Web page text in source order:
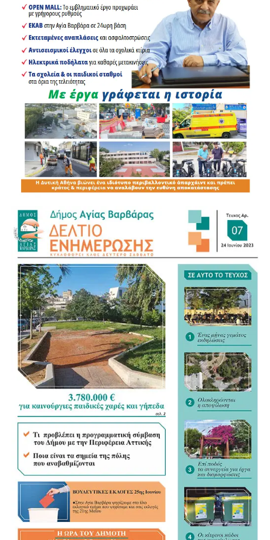
Δημοτικού Συμβουλίου απευθύνθηκε στον κ. Ντηνιακό
λέγοντας: «Έκανες το σόου σου, σε πήρε η κάμερα,
τελείωσε το σόου τώρα να συνεχίσουμε». Η
αντιπαράθεση, ωστόσο, συνεχίστηκε με ανταλλαγή
ύβρεων και στο τέλος ο κ. Ντηνιακός, κατά την προσφιλή
του τακτική, αποχώρησε.
Κύκλοι των δημοτικών παραγόντων στο Χαϊδάρι
εκφράζουν την απογοήτευσή τους από την εικόνα που
εμφανίζει το δημοτικό συμβούλιο, με τον κ. Ντηνιακό να
προκαλεί και να υβρίζει, και στη συνέχεια να αποχωρεί
από τις συνεδριάσεις, δίχως να ασκεί ουσιαστική και
ευπρεπή αντιπολίτευση, οδηγώντας την παράταξή του σε
αδιέξοδα.
Υ.Γ.: Απολαύστε τους διαλόγους στο απόσπασμα από τη
μετάδοση της συνεδρίασης.